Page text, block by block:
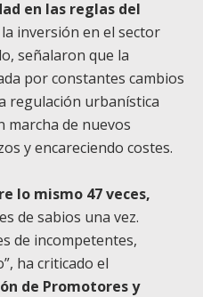
en las reglas del
inversión en el sector
señalaron que la
por constantes cambios
regulación urbanística
marcha de nuevos
y encareciendo costes.
lo mismo 47 veces,
de sabios una vez.
de incompetentes,
ha criticado el
de Promotores y